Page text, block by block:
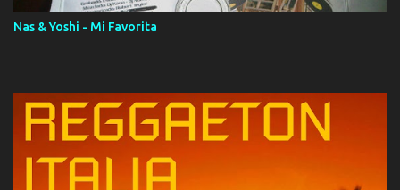
Nas & Yoshi - Mi Favorita